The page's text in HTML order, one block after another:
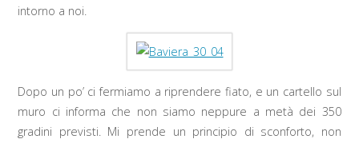
intorno a noi.
Dopo un po’ ci fermiamo a riprendere fiato, e un cartello sul
muro ci informa che non siamo neppure a metà dei 350
gradini previsti. Mi prende un principio di sconforto, non